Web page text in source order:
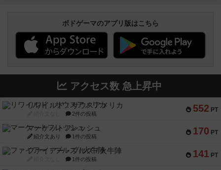
ボドゲーマのアプリ版はこちら
アクセス数 急上昇中
552 PT
リワイルド：サウスアメリカ
2件の投稿
170 PT
マーケットフレッシュ
紹介文あり 1件の投稿
141 PT
ファイアー・ブルズ / 火牛陣
1件の投稿